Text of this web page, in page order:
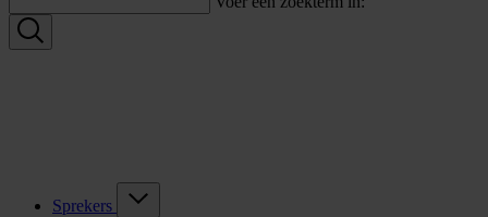
Sprekers